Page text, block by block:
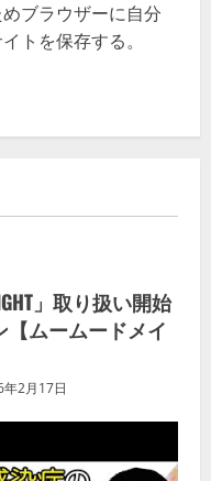
ブラウザーに自分
トを保存する。
」取り扱い開始
【ムームードメイ
2月17日